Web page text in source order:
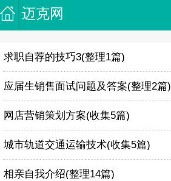
迈克网
求职自荐的技巧3(整理1篇)
应届生销售面试问题及答案(整理2篇)
网店营销策划方案(收集5篇)
城市轨道交通运输技术(收集5篇)
相亲自我介绍(整理14篇)